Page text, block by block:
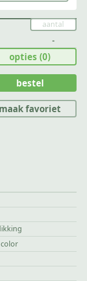
-
opties(0)
bestel
maak favoriet